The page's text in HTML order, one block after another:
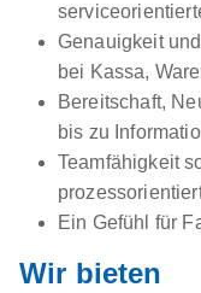
Genauigkeit
bei Kassa,
Bereitschaft,
bis zu
Teamfähigkeit
Ein Gefühl für
Wir bieten